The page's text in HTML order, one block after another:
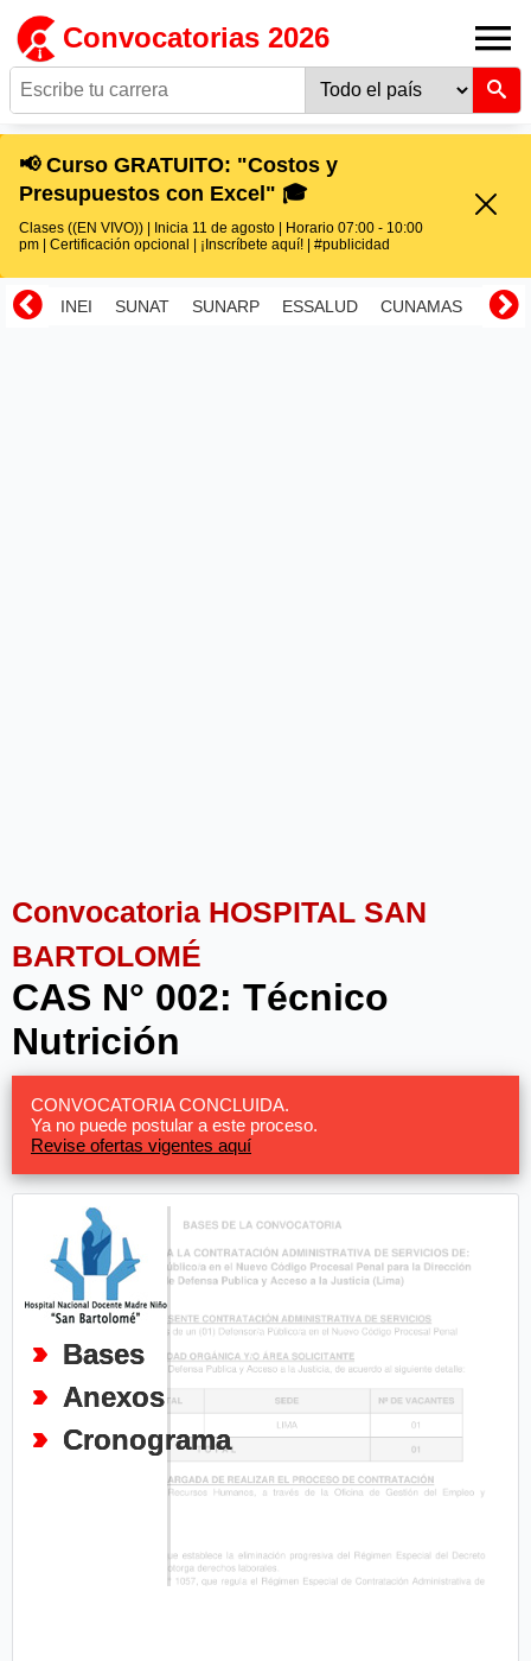
Convocatorias 2026
📢 Curso GRATUITO: "Costos y
Presupuestos con Excel" 🎓
Clases ((EN VIVO)) | Inicia 11 de agosto | Horario 07:00 - 10:00
pm | Certificación opcional | ¡Inscríbete aquí! | #publicidad
INEI SUNAT SUNARP ESSALUD CUNAMAS
Convocatoria HOSPITAL SAN
BARTOLOMÉ
CAS N° 002: Técnico
Nutrición
CONVOCATORIA CONCLUIDA.
Ya no puede postular a este proceso.
Revise ofertas vigentes aquí
Bases
Anexos
Cronograma